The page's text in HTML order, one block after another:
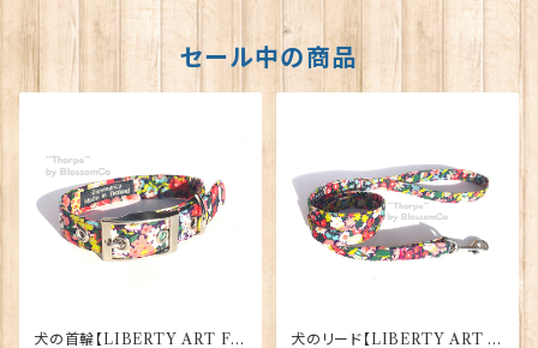
セール中の商品
犬の首輪【LIBERTY ART FA 犬のリード【LIBERTY ART F